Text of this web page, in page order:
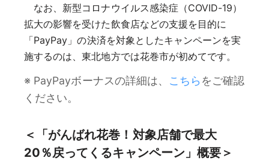
なお、新型コロナウイルス感染症（COVID-19）
拡大の影響を受けた飲食店などの支援を目的に
「PayPay」の決済を対象としたキャンペーンを実
施するのは、東北地方では花巻市が初めてです。
※ PayPayボーナスの詳細は、 こちら をご確認
ください。
＜「がんばれ花巻！対象店舗で最大
20％戻ってくるキャンペーン」概要＞